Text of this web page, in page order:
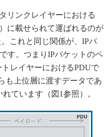
ル設計・開発
ュリティ
ナへの対応
リンクレイヤーにおける
に載せられて運ばれるのが
これと同じ関係が、IPパ
す。つまりIPパケットのペ
レイヤーにおけるPDUで
も上位層に渡すデータであ
ています（図1参照）。